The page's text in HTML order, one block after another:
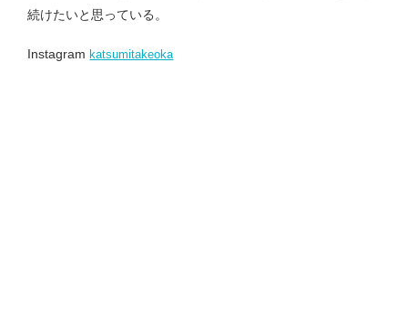
続けたいと思っている。
Instagramkatsumitakeoka